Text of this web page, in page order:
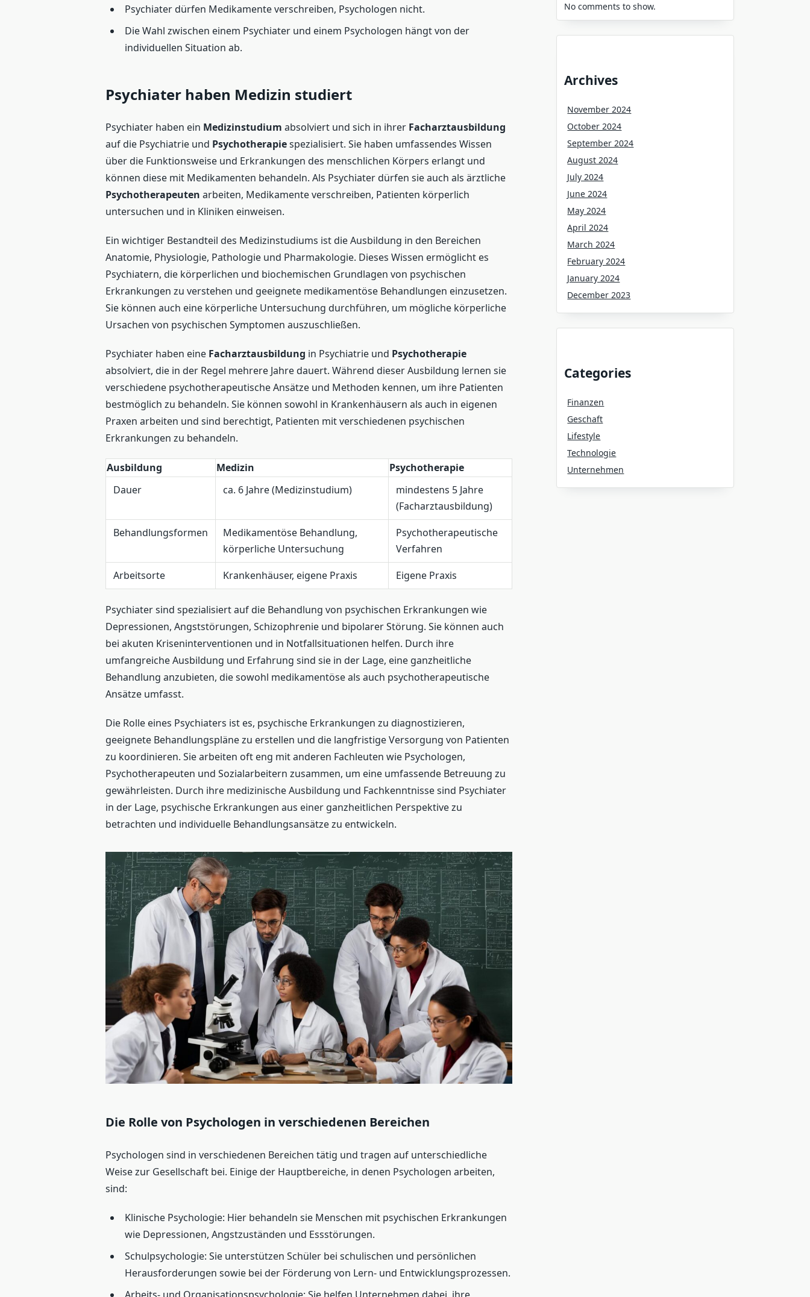
Psychiater dürfen Medikamente verschreiben, Psychologen nicht.
Die Wahl zwischen einem Psychiater und einem Psychologen hängt von der
individuellen Situation ab.
Psychiater haben Medizin studiert
Psychiater haben ein Medizinstudium absolviert und sich in ihrer Facharztausbildung
auf die Psychiatrie und Psychotherapiespezialisiert. Sie haben umfassendes Wissen
über die Funktionsweise und Erkrankungen des menschlichen Körpers erlangt und
können diese mit Medikamenten behandeln. Als Psychiater dürfen sie auch als ärztliche
Psychotherapeuten arbeiten, Medikamente verschreiben, Patienten körperlich
untersuchen und in Kliniken einweisen.
Ein wichtiger Bestandteil des Medizinstudiums ist die Ausbildung in den Bereichen
Anatomie, Physiologie, Pathologie und Pharmakologie. Dieses Wissen ermöglicht es
Psychiatern, die körperlichen und biochemischen Grundlagen von psychischen
Erkrankungen zu verstehen und geeignete medikamentöse Behandlungen einzusetzen.
Sie können auch eine körperliche Untersuchung durchführen, um mögliche körperliche
Ursachen von psychischen Symptomen auszuschließen.
Psychiater haben eine Facharztausbildung in Psychiatrie und Psychotherapie
absolviert, die in der Regel mehrere Jahre dauert. Während dieser Ausbildung lernen sie
verschiedene psychotherapeutische Ansätze und Methoden kennen, um ihre Patienten
bestmöglich zu behandeln. Sie können sowohl in Krankenhäusern als auch in eigenen
Praxen arbeiten und sind berechtigt, Patienten mit verschiedenen psychischen
Erkrankungen zu behandeln.
Ausbildung Medizin
Psychotherapie
Dauer
ca. 6 Jahre (Medizinstudium)
mindestens 5 Jahre
(Facharztausbildung)
Behandlungsformen
Medikamentöse Behandlung,
körperliche Untersuchung
Psychotherapeutische
Verfahren
Arbeitsorte
Krankenhäuser, eigene Praxis Eigene Praxis
Psychiater sind spezialisiert auf die Behandlung von psychischen Erkrankungen wie
Depressionen, Angststörungen, Schizophrenie und bipolarer Störung. Sie können auch
bei akuten Kriseninterventionen und in Notfallsituationen helfen. Durch ihre
umfangreiche Ausbildung und Erfahrung sind sie in der Lage, eine ganzheitliche
Behandlung anzubieten, die sowohl medikamentöse als auch psychotherapeutische
Ansätze umfasst.
Die Rolle eines Psychiaters ist es, psychische Erkrankungen zu diagnostizieren,
geeignete Behandlungspläne zu erstellen und die langfristige Versorgung von Patienten
zu koordinieren. Sie arbeiten oft eng mit anderen Fachleuten wie Psychologen,
Psychotherapeuten und Sozialarbeitern zusammen, um eine umfassende Betreuung zu
gewährleisten. Durch ihre medizinische Ausbildung und Fachkenntnisse sind Psychiater
in der Lage, psychische Erkrankungen aus einer ganzheitlichen Perspektive zu
betrachten und individuelle Behandlungsansätze zu entwickeln.
Die Rolle von Psychologen in verschiedenen Bereichen
Psychologen sind in verschiedenen Bereichen tätig und tragen auf unterschiedliche
Weise zur Gesellschaft bei. Einige der Hauptbereiche, in denen Psychologen arbeiten,
sind:
Klinische Psychologie: Hier behandeln sie Menschen mit psychischen Erkrankungen
wie Depressionen, Angstzuständen und Essstörungen.
Schulpsychologie: Sie unterstützen Schüler bei schulischen und persönlichen
Herausforderungen sowie bei der Förderung von Lern- und Entwicklungsprozessen.
No comments to show.
Archives
November 2024
October 2024
September 2024
August 2024
July 2024
June 2024
May 2024
April 2024
March 2024
February 2024
January 2024
December 2023
Categories
Finanzen
Geschaft
Lifestyle
Technologie
Unternehmen